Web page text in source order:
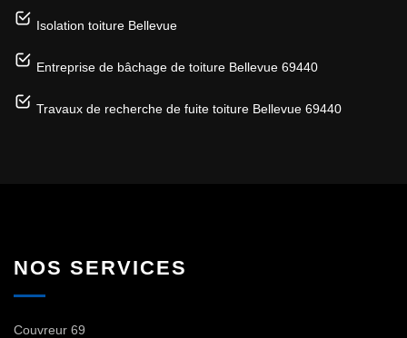
Isolation toiture Bellevue
Entreprise de bâchage de toiture Bellevue 69440
Travaux de recherche de fuite toiture Bellevue 69440
NOS SERVICES
Couvreur 69